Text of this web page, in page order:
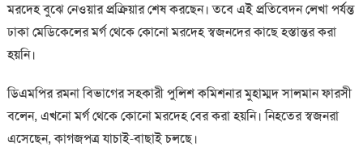
মরদেহ বুঝে নেওয়ার প্রক্রিয়ার শেষ করছেন। তবে এই প্রতিবেদন লেখা পর্যন্ত
ঢাকা মেডিকেলের মর্গ থেকে কোনো মরদেহ স্বজনদের কাছে হস্তান্তর করা
হয়নি।
ডিএমপির রমনা বিভাগের সহকারী পুলিশ কমিশনার মুহাম্মদ সালমান ফারসী
বলেন, এখনো মর্গ থেকে কোনো মরদেহ বের করা হয়নি। নিহতের স্বজনরা
এসেছেন, কাগজপত্র যাচাই-বাছাই চলছে।